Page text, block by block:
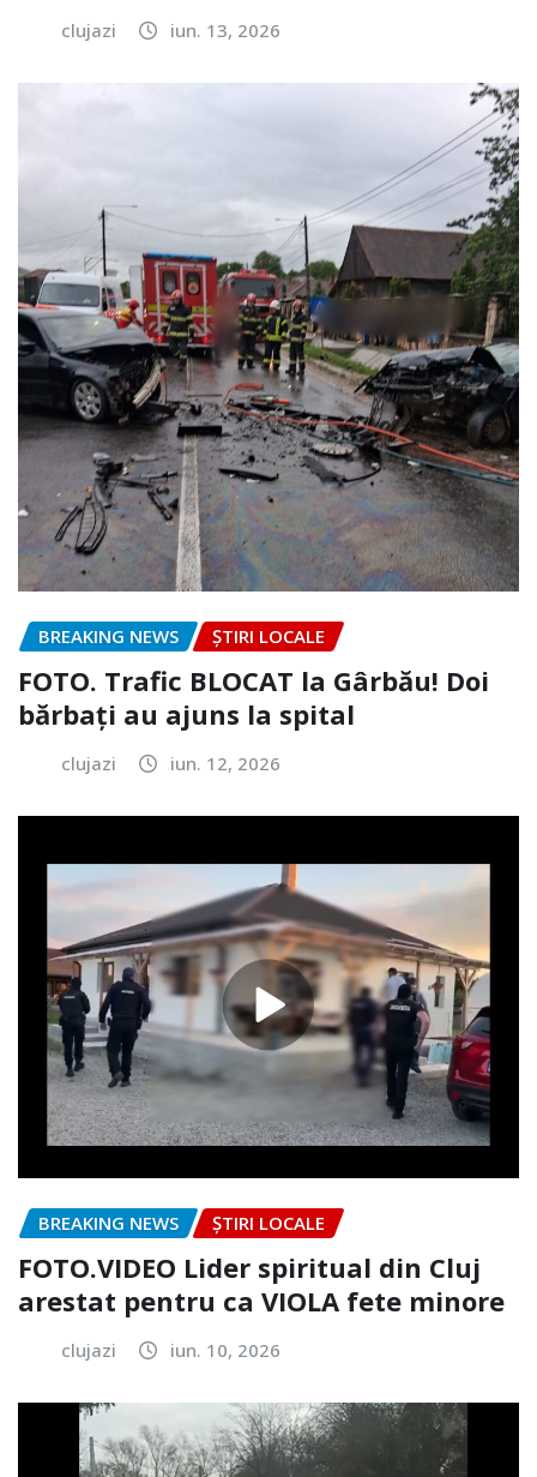
clujazi iun. 13, 2026
BREAKING NEWS ȘTIRI LOCALE
FOTO. Trafic BLOCAT la Gârbău! Doi
bărbați au ajuns la spital
clujazi iun. 12, 2026
BREAKING NEWS ȘTIRI LOCALE
FOTO.VIDEO Lider spiritual din Cluj
arestat pentru ca VIOLA fete minore
clujazi iun. 10, 2026